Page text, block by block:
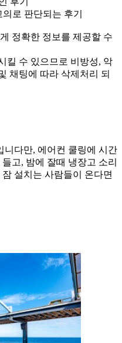
로 판단되는 후기
정확한 정보를 제공할 수
킬 수 있으므로 비방성, 악
채팅에 따라 삭제처리 되
니다만, 에어컨 쿨링에 시간
고, 밤에 잘때 냉장고 소리
설치는 사람들이 온다면